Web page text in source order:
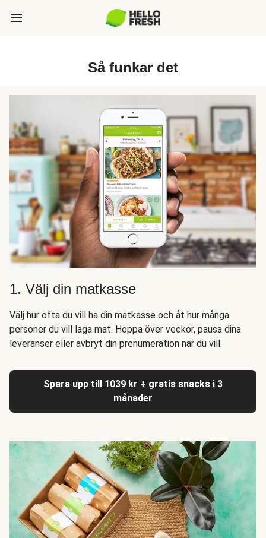
Så funkar det
1. Välj din matkasse
Välj hur ofta du vill ha din matkasse och åt hur många
personer du vill laga mat. Hoppa över veckor, pausa dina
leveranser eller avbryt din prenumeration när du vill.
Spara upp till 1039 kr + gratis snacks i 3
månader